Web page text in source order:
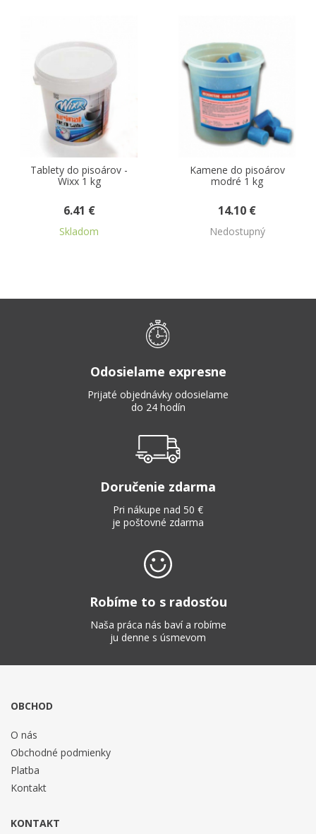
Tablety do pisoárov -
Wixx 1 kg
6.41 €
Skladom
Kamene do pisoárov
modré 1 kg
14.10 €
Nedostupný
Odosielame expresne
Prijaté objednávky odosielame
do 24 hodín
Doručenie zdarma
Pri nákupe nad 50 €
je poštovné zdarma
Robíme to s radosťou
Naša práca nás baví a robíme
ju denne s úsmevom
OBCHOD
O nás
Obchodné podmienky
Platba
Kontakt
KONTAKT